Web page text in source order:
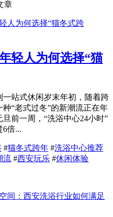
章
轻人为何选择“猫
站式休闲岁末年初，随着跨
“老式过冬”的新潮流正在年
前一周，“洗浴中心24小时”
倍...
#猫冬式跨年 #洗浴中心推荐
流 #西安玩乐 #休闲体验